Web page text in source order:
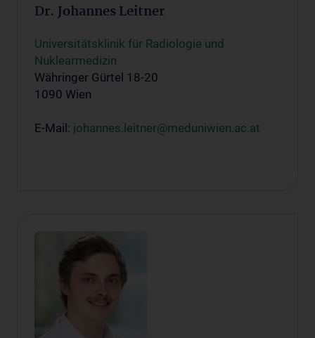
Dr. Johannes Leitner
Universitätsklinik für Radiologie und
Nuklearmedizin
Währinger Gürtel 18-20
1090 Wien
E-Mail: johannes.leitner@meduniwien.ac.at